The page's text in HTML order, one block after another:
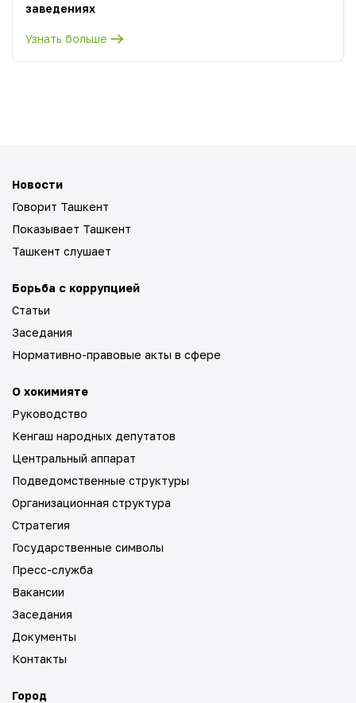
заведениях
Узнать больше
Новости
Говорит Ташкент
Показывает Ташкент
Ташкент слушает
Борьба с коррупцией
Статьи
Заседания
Нормативно-правовые акты в сфере
О хокимияте
Руководство
Кенгаш народных депутатов
Центральный аппарат
Подведомственные структуры
Организационная структура
Стратегия
Государственные символы
Пресс-служба
Вакансии
Заседания
Документы
Контакты
Город